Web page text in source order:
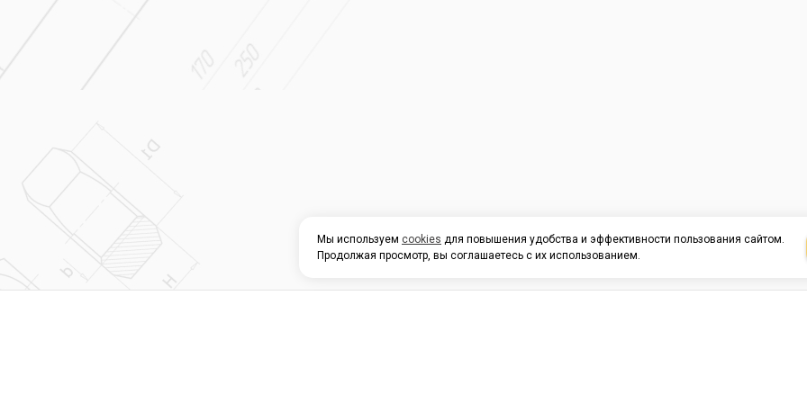
Мы используем cookies для повышения удобства и эффективности пользования сайтом.
Продолжая просмотр, вы соглашаетесь с их использованием.